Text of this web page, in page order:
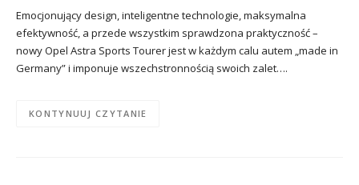
Emocjonujący design, inteligentne technologie, maksymalna
efektywność, a przede wszystkim sprawdzona praktyczność –
nowy Opel Astra Sports Tourer jest w każdym calu autem „made in
Germany” i imponuje wszechstronnością swoich zalet….
KONTYNUUJ CZYTANIE